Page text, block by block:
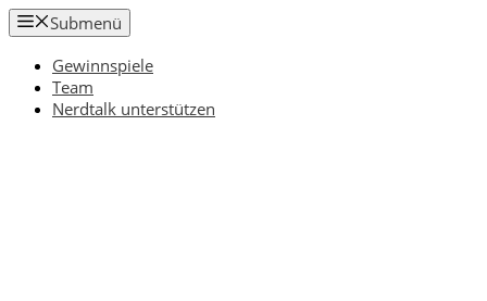
Zum
Inhalt
springen
Submenü
Gewinnspiele
Team
Nerdtalk unterstützen